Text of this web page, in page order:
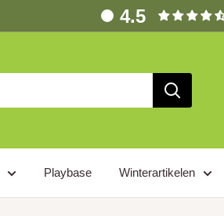
4.5
Playbase Winterartikelen